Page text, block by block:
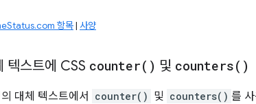
항목| 사양
텍스트에 CSS counter( ) 및 counters( )
대체 텍스트에서 counter() 및 counters() 를